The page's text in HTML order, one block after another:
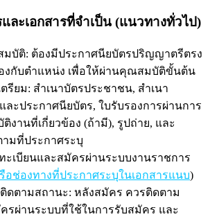
ละเอกสารที่จำเป็น (แนวทางทั่วไป)
บัติ: ต้องมีประกาศนียบัตรปริญญาตรีตรง
งกับตำแหน่ง เพื่อให้ผ่านคุณสมบัติขั้นต้น
รียม: สำเนาบัตรประชาชน, สำเนา
ละประกาศนียบัตร, ใบรับรองการผ่านการ
งานที่เกี่ยวข้อง (ถ้ามี), รูปถ่าย, และ
ามที่ประกาศระบุ
ะเบียนและสมัครผ่านระบบงานราชการ
อช่องทางที่ประกาศระบุในเอกสารแนบ)
ดตามสถานะ: หลังสมัคร ควรติดตาม
รผ่านระบบที่ใช้ในการรับสมัคร และ